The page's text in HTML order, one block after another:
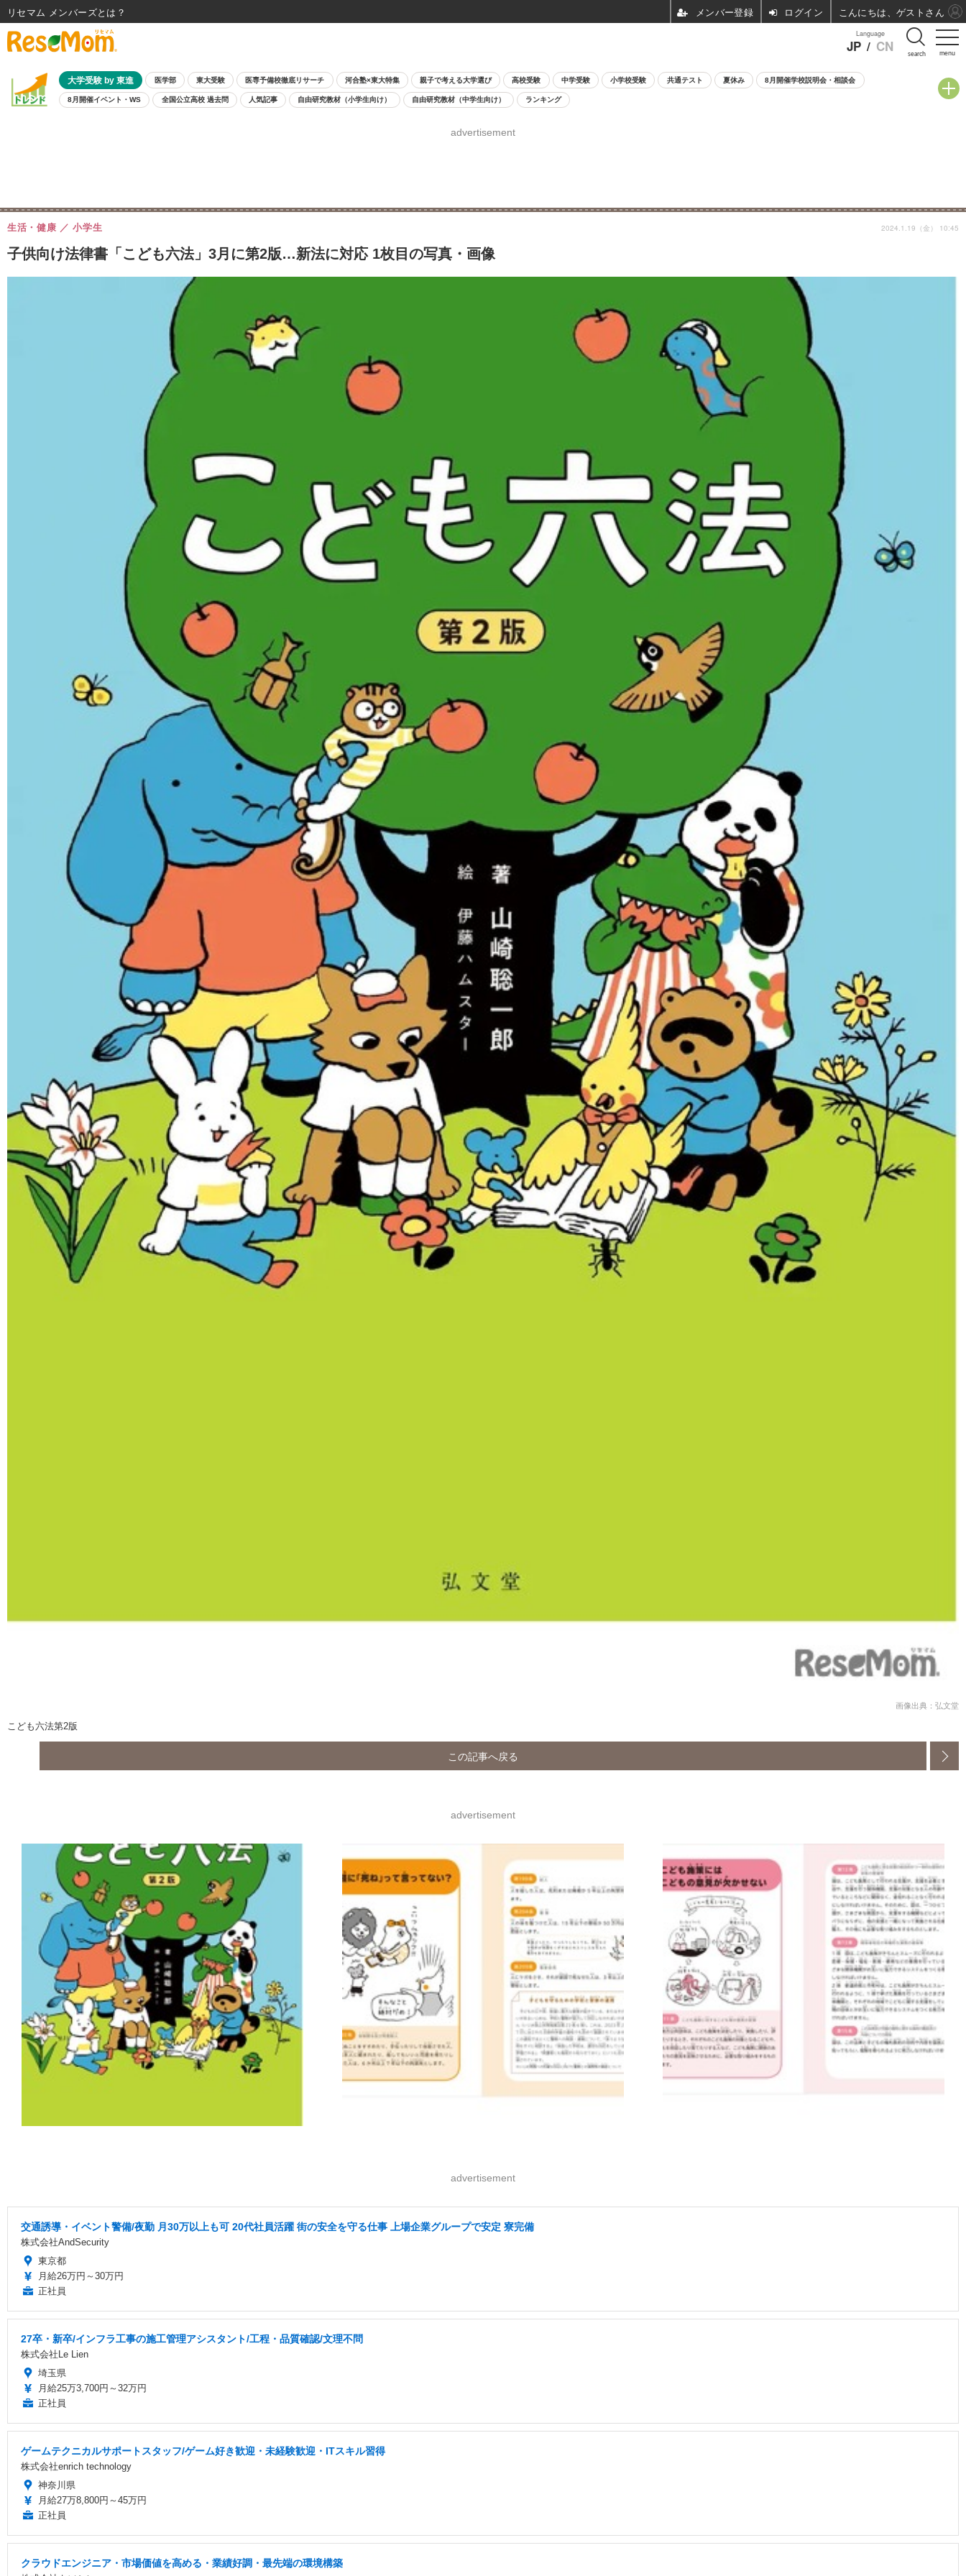
menu
Language
JP / CN search
大学受験 by 東進 医学部 東大受験 医専予備校徹底リサーチ 河合塾×東大特集 親子で考える大学選び 高校受験 中学受験 小学校受験 共通テスト 夏休み 8月開催学校説明会・相談会
8月開催イベント・WS 全国公立高校 過去問 人気記事 自由研究教材（小学生向け） 自由研究教材（中学生向け） ランキング
advertisement
子供向け法律書「こども六法」3月に第2版…新法に対応 1枚目の写真・画像
生活・健康 小学生 2024.1.19（金） 10:45
画像出典：弘文堂
こども六法第2版
この記事へ戻る
advertisement
advertisement
交通誘導・イベント警備/夜勤 月30万以上も可 20代社員活躍 街の安全を守る仕事 上場企業グループで安定 寮完備
株式会社AndSecurity
東京都
月給26万円～30万円
正社員
27卒・新卒/インフラ工事の施工管理アシスタント/工程・品質確認/文理不問
株式会社Le Lien
埼玉県
月給25万3,700円～32万円
正社員
ゲームテクニカルサポートスタッフ/ゲーム好き歓迎・未経験歓迎・ITスキル習得
株式会社enrich technology
神奈川県
月給27万8,800円～45万円
正社員
クラウドエンジニア・市場価値を高める・業績好調・最先端の環境構築
リセマム メンバーズ ログイン こんにちは、ゲストさん